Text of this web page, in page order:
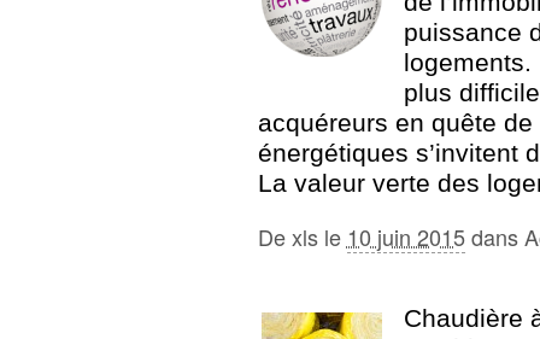
puissance
logements.
plus
acquéreurs en quête
énergétiques
La valeur verte des
De xls le 10 juin 2015 dans
Chaudière